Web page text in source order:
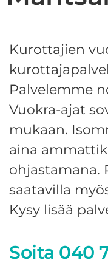
Kurottajien
Palvelemme
Vuokra-ajat
mukaan.
aina
ohjastamana.
saatavilla
Kysy lisää
Soita 040